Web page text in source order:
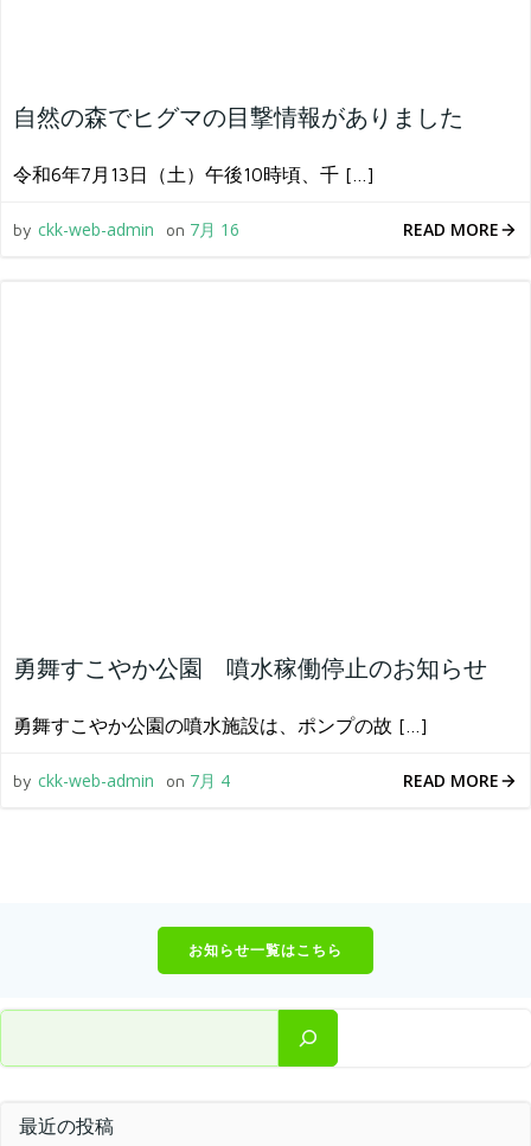
自然の森でヒグマの目撃情報がありました
令和6年7月13日（土）午後10時頃、千 […]
by ckk-web-admin on 7月 16 READ MORE
勇舞すこやか公園 噴水稼働停止のお知らせ
勇舞すこやか公園の噴水施設は、ポンプの故 […]
by ckk-web-admin on 7月 4 READ MORE
お知らせ一覧はこちら
最近の投稿